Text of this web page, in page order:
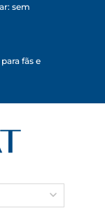
sem
fãs e